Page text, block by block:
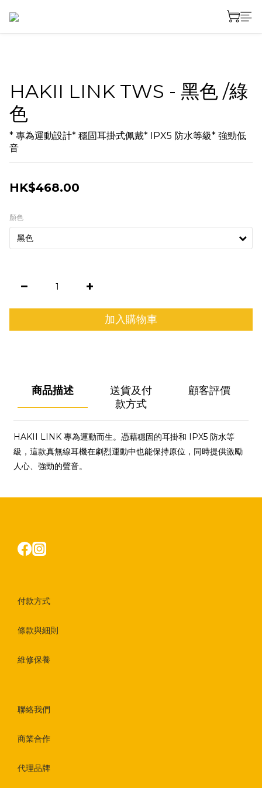
HAKII LINK TWS - 黑色 /綠
色
* 專為運動設計* 穩固耳掛式佩戴* IPX5 防水等級* 強勁低
音
HK$468.00
顏色
加入購物車
商品描述
送貨及付
款方式
顧客評價
HAKII LINK 專為運動而生。憑藉穩固的耳掛和 IPX5 防水等
級，這款真無線耳機在劇烈運動中也能保持原位，同時提供激勵
人心、強勁的聲音。
付款方式
條款與細則
維修保養
聯絡我們
商業合作
代理品牌